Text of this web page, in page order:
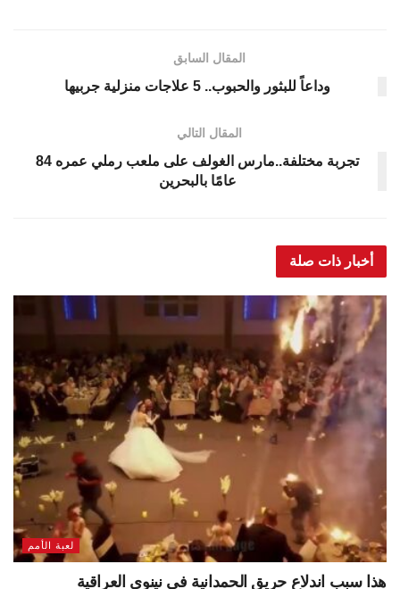
المقال السابق
وداعاً للبثور والحبوب.. 5 علاجات منزلية جربيها
المقال التالي
تجربة مختلفة..مارس الغولف على ملعب رملي عمره 84
عامًا بالبحرين
أخبار ذات صلة
لعبة الأمم
هذا سبب اندلاع حريق الحمدانية في نينوى العراقية